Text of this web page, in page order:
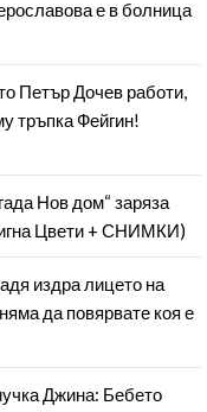
е в болница
Петър Дочев работи,
тръпка Фейгин!
Нов дом“ заряза
Цвети + СНИМКИ)
издра лицето на
да повярвате коя е
Джина: Бебето